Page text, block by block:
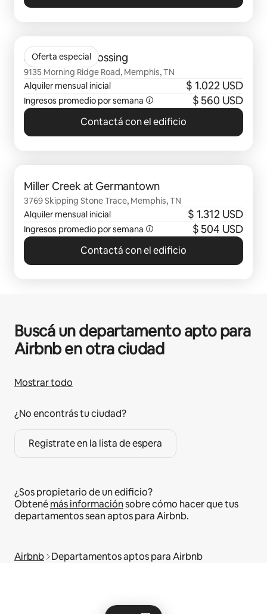
Oferta especial
Stonebridge Crossing
9135 Morning Ridge Road, Memphis, TN
Alquiler mensual inicial
$ 1.022 USD
Ingresos promedio por semana $ 560 USD
Contactá con el edificio
Miller Creek at Germantown
3769 Skipping Stone Trace, Memphis, TN
Alquiler mensual inicial
$ 1.312 USD
Ingresos promedio por semana $ 504 USD
Contactá con el edificio
Buscá un departamento apto para
Airbnb en otra ciudad
Mostrar todo
¿No encontrás tu ciudad?
Registrate en la lista de espera
¿Sos propietario de un edificio?
Obtenémás informaciónsobre cómo hacer que tus
departamentos sean aptos para Airbnb.
Airbnb Departamentos aptos para Airbnb